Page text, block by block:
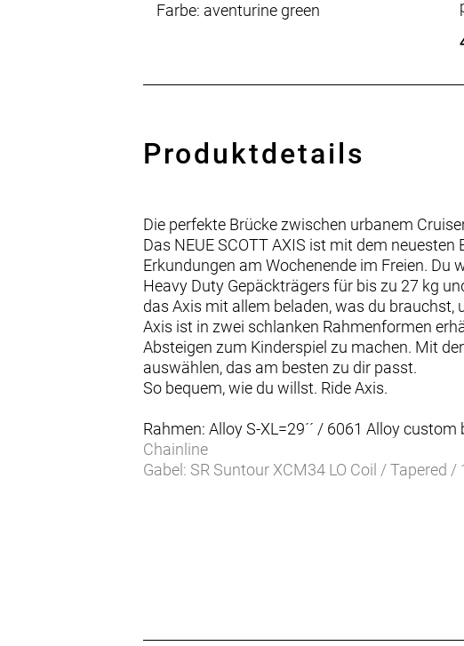
Farbe: aventurine green
Produktdetails
Die perfekte Brücke zwischen urbanem
Das NEUE SCOTT AXIS ist mit dem
Erkundungen am Wochenende im Freien. Du
Heavy Duty Gepäckträgers für bis zu 27 kg
das Axis mit allem beladen, was du brauchst,
Axis ist in zwei schlanken Rahmenformen
Absteigen zum Kinderspiel zu machen. Mit
auswählen, das am besten zu dir passt.
So bequem, wie du willst. Ride Axis.
Rahmen: Alloy S-XL=29´´ / 6061 Alloy
Chainline
Gabel: SR Suntour XCM34 LO Coil / Tapered
Zahnkranz: Shimano CS-M6100-12 10-51T